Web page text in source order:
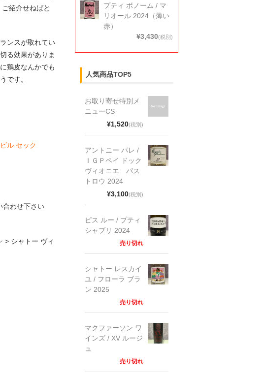
紹介せねばと
ンスが取れてい
る効果がありま
鶏皮なんかでも
です。
ル セック
合わせ下さい
> シャトー ヴィ
プティ ボノーム / マ
リオール 2024（薄い
赤）
¥3,430(税別)
人気商品TOP5
お取り寄せ特別メ
ニューCS
¥1,520(税別)
アントニー パレ /
ＩＧＰペイ ドック
ヴィオニエ パス
トロウ 2024
¥3,100(税別)
ピス ルー / プティ
シャブリ 2024
売り切れ
シャトー レスカイ
ユ / フローラ ブラ
ン 2025
売り切れ
マクファーソン ワ
インズ / XV ルージ
ュ
売り切れ